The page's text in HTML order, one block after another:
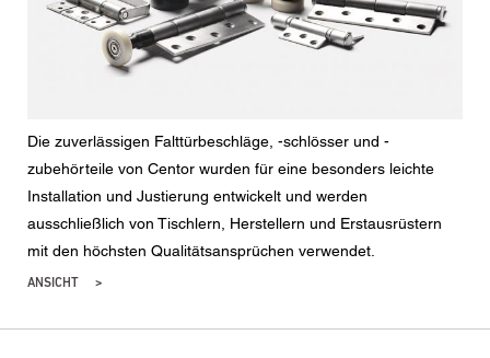
Die zuverlässigen Falttürbeschläge, -schlösser und -
zubehörteile von Centor wurden für eine besonders leichte
Installation und Justierung entwickelt und werden
ausschließlich von Tischlern, Herstellern und Erstausrüstern
mit den höchsten Qualitätsansprüchen verwendet.
ANSICHT